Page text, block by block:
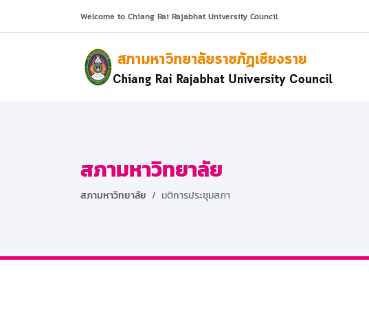
Welcome to Chiang Rai Rajabhat University Council
สภามหาวิทยาลัย
สภามหาวิทยาลัย มติการประชุมสภา